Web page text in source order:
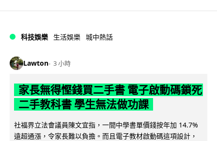
科技娛樂 生活娛樂 城中熱話
Lawton 3 小時
家長無得慳錢買二手書 電子啟動碼鎖死
二手教科書 學生無法做功課
社福界立法會議員陳文宜指，一間中學書單價錢按年加 14.7%
遠超通漲，令家長難以負擔。而且電子教材啟動碼這項設計，